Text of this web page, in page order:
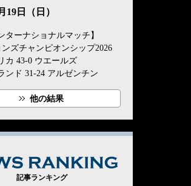
19日（日）
ターナショナルマッチ】
ズチャンピオンシップ2026
カ 43-0 ウエールズ
ンド 31-24 アルゼンチン
他の結果
記事ランキング